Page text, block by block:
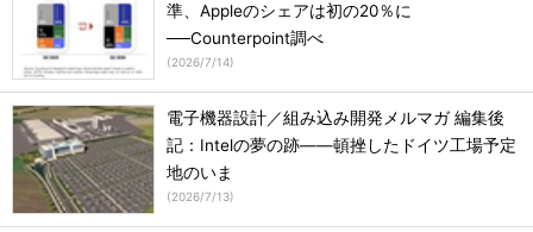
準、Appleのシェアは初の20％に
──Counterpoint調べ
(2026/7/14)
電子機器設計／組み込み開発メルマガ 編集後
記：Intelの夢の跡――頓挫したドイツ工場予定
地のいま
(2026/7/13)